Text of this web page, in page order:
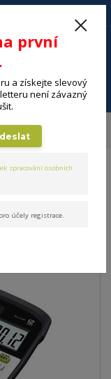
Menu
320
první
a získejte slevový
není závazný
zpracování osobních
pro účely registrace.